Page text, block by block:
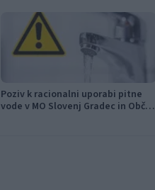
Poziv k racionalni uporabi pitne
vode v MO Slovenj Gradec in Občini